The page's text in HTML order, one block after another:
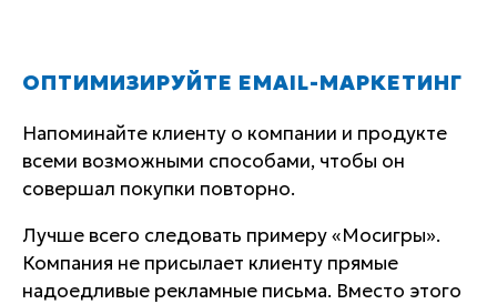
ОПТИМИЗИРУЙТЕ EMAIL-МАРКЕТИНГ
Напоминайте клиенту о компании и продукте
всеми возможными способами, чтобы он
совершал покупки повторно.
Лучше всего следовать примеру «Мосигры».
Компания не присылает клиенту прямые
надоедливые рекламные письма. Вместо этого